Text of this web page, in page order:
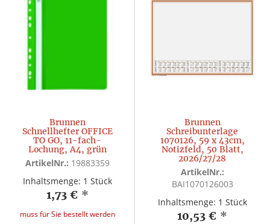
Brunnen
Schnellhefter OFFICE
TO GO, 11-fach-
Lochung, A4, grün
ArtikelNr.: 19883359
Inhaltsmenge: 1 Stück
1,73 € *
muss für Sie bestellt werden
Brunnen
Schreibunterlage
1070126, 59 x 43cm,
Notizfeld, 50 Blatt,
2026/27/28
ArtikelNr.:
BAI1070126003
Inhaltsmenge: 1 Stück
10,53 € *